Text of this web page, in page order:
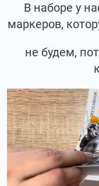
В наборе у
маркеров,
не будем,